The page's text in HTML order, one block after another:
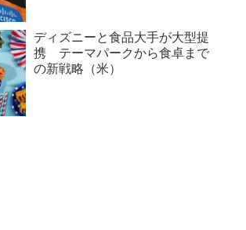
ディズニーと食品大手が大型提
携 テーマパークから食卓まで
の新戦略（米）